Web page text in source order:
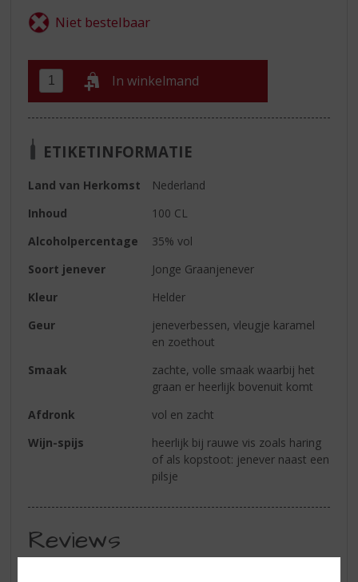
In winkelmand
ETIKETINFORMATIE
Land van Herkomst
Nederland
Inhoud
100 CL
Alcoholpercentage
35% vol
Soort jenever
Jonge Graanjenever
Kleur
Helder
Geur
jeneverbessen, vleugje karamel
en zoethout
Smaak
zachte, volle smaak waarbij het
graan er heerlijk bovenuit komt
Afdronk
vol en zacht
Wijn-spijs
heerlijk bij rauwe vis zoals haring
of als kopstoot: jenever naast een
pilsje
Reviews